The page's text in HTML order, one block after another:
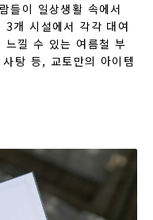
들이 일상생활 속에서
3개 시설에서 각각 대여
느낄 수 있는 여름철 부
탕 등, 교토만의 아이템